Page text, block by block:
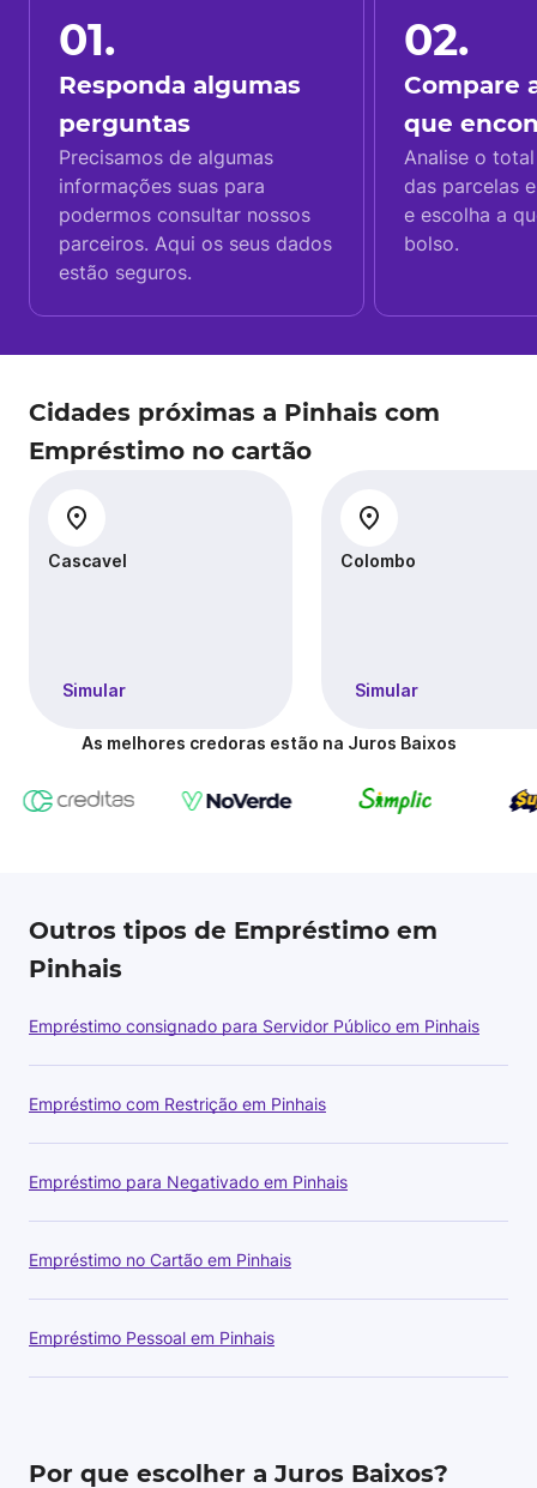
01.
Responda algumas
perguntas
Precisamos de algumas
informações suas para
podermos consultar nossos
parceiros. Aqui os seus dados
estão seguros.
02.
Compare
que
Analise o
das parcelas
e escolha a
bolso.
Cidades próximas a Pinhais com
Empréstimo no cartão
Cascavel
Simular
Colombo
Simular
As melhores credoras estão na Juros Baixos
Outros tipos de Empréstimo em
Pinhais
Empréstimo consignado para Servidor Público em Pinhais
Empréstimo com Restrição em Pinhais
Empréstimo para Negativado em Pinhais
Empréstimo no Cartão em Pinhais
Empréstimo Pessoal em Pinhais
Por que escolher a Juros Baixos?